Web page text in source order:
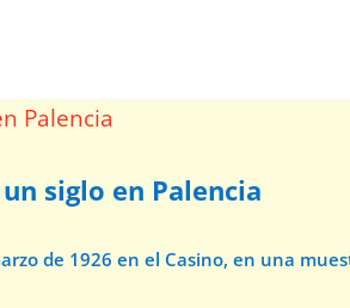
siglo en Palencia
de 1926 en el Casino, en una